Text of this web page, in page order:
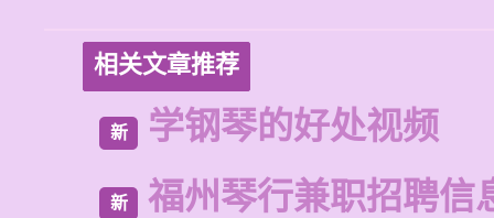
相关文章推荐
新 学钢琴的好处视频
新 福州琴行兼职招聘信